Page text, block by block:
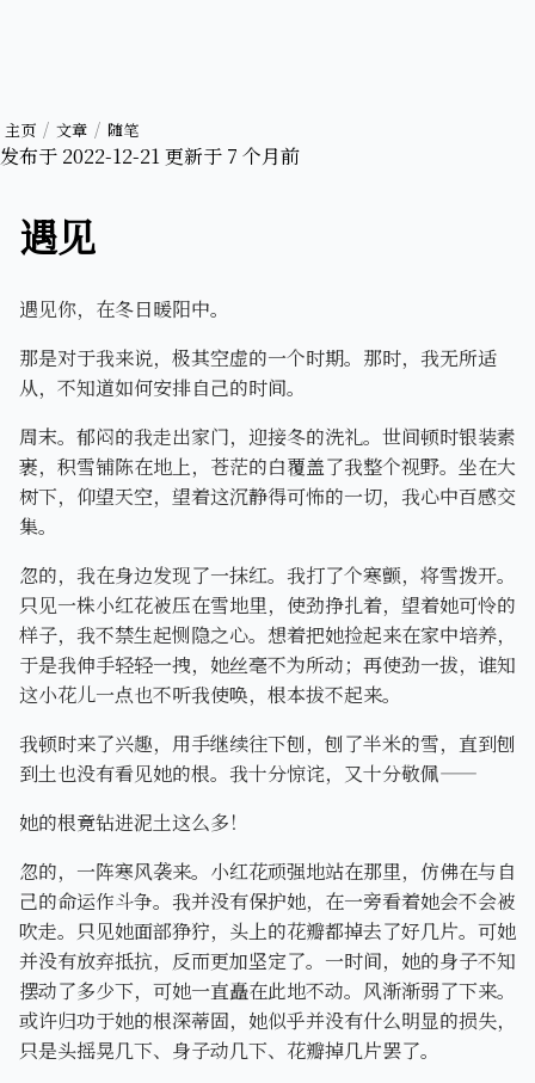
主页 文章 随笔
发布于 2022-12-21 更新于 7 个月前
遇见
遇见你，在冬日暖阳中。
那是对于我来说，极其空虚的一个时期。那时，我无所适
从，不知道如何安排自己的时间。
周末。郁闷的我走出家门，迎接冬的洗礼。世间顿时银装素
裹，积雪铺陈在地上，苍茫的白覆盖了我整个视野。坐在大
树下，仰望天空，望着这沉静得可怖的一切，我心中百感交
集。
忽的，我在身边发现了一抹红。我打了个寒颤，将雪拨开。
只见一株小红花被压在雪地里，使劲挣扎着，望着她可怜的
样子，我不禁生起恻隐之心。想着把她捡起来在家中培养，
于是我伸手轻轻一拽，她丝毫不为所动；再使劲一拔，谁知
这小花儿一点也不听我使唤，根本拔不起来。
我顿时来了兴趣，用手继续往下刨，刨了半米的雪，直到刨
到土也没有看见她的根。我十分惊诧，又十分敬佩——
她的根竟钻进泥土这么多！
忽的，一阵寒风袭来。小红花顽强地站在那里，仿佛在与自
己的命运作斗争。我并没有保护她，在一旁看着她会不会被
吹走。只见她面部狰狞，头上的花瓣都掉去了好几片。可她
并没有放弃抵抗，反而更加坚定了。一时间，她的身子不知
摆动了多少下，可她一直矗在此地不动。风渐渐弱了下来。
或许归功于她的根深蒂固，她似乎并没有什么明显的损失，
只是头摇晃几下、身子动几下、花瓣掉几片罢了。